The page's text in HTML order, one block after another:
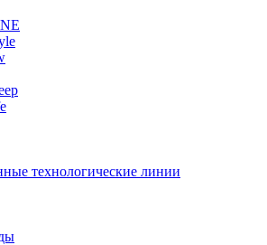
технологические линии